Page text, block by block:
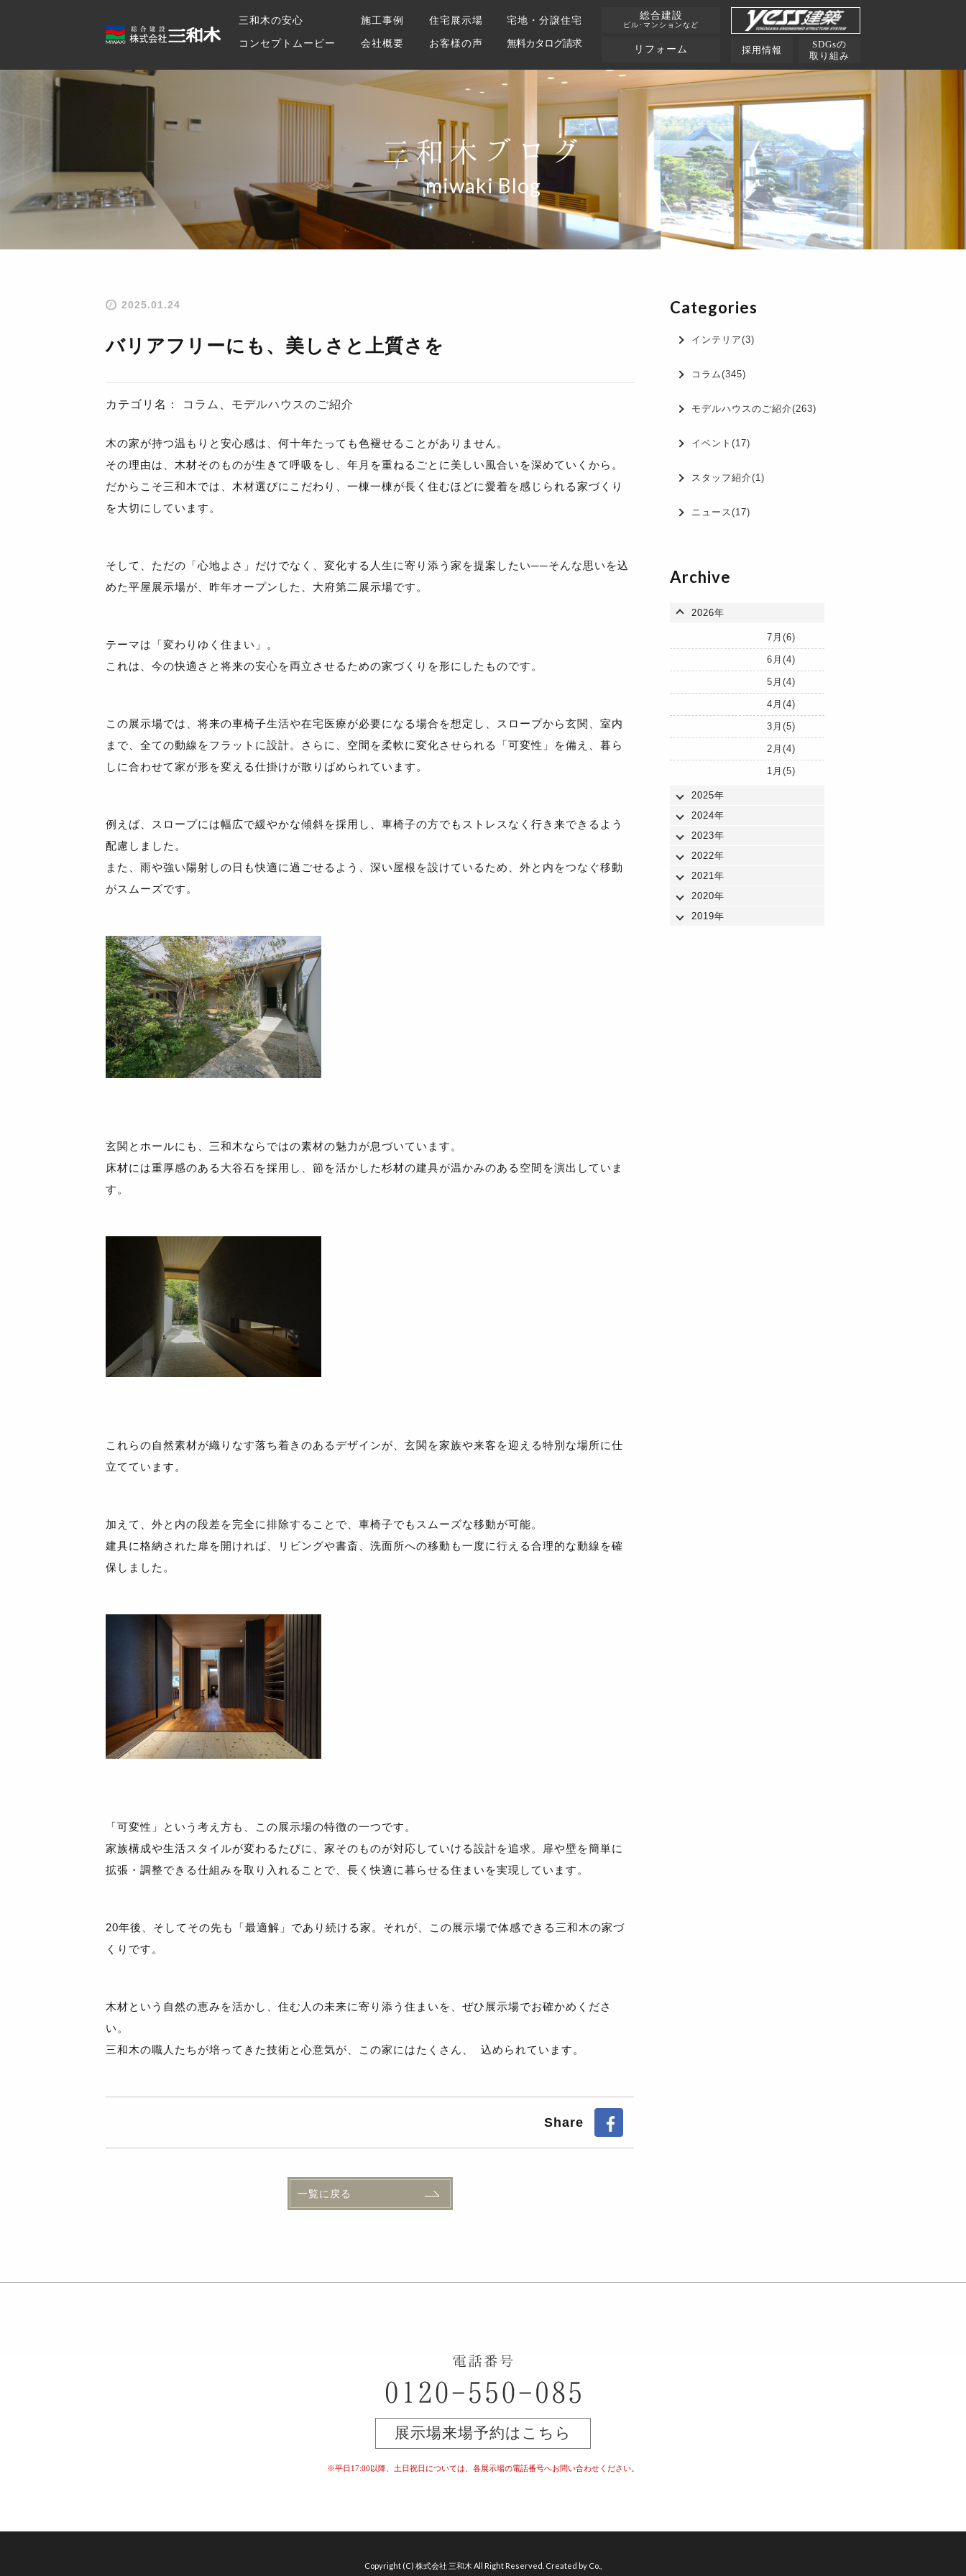
三和木の安心 施工事例 住宅展示場 宅地・分譲住宅
コンセプトムービー 会社概要 お客様の声 無料カタログ請求
総合建設
ビル･マンションなど
リフォーム 採用情報
SDGsの
取り組み
三和木ブログ
miwaki Blog
2025.01.24
バリアフリーにも、美しさと上質さを
カテゴリ名： コラム モデルハウスのご紹介
木の家が持つ温もりと安心感は、何十年たっても色褪せることがありません。
その理由は、木材そのものが生きて呼吸をし、年月を重ねるごとに美しい風合いを深めていくから。
だからこそ三和木では、木材選びにこだわり、一棟一棟が長く住むほどに愛着を感じられる家づくり
を大切にしています。
そして、ただの「心地よさ」だけでなく、変化する人生に寄り添う家を提案したい──そんな思いを込
めた平屋展示場が、昨年オープンした、大府第二展示場です。
テーマは「変わりゆく住まい」。
これは、今の快適さと将来の安心を両立させるための家づくりを形にしたものです。
この展示場では、将来の車椅子生活や在宅医療が必要になる場合を想定し、スロープから玄関、室内
まで、全ての動線をフラットに設計。さらに、空間を柔軟に変化させられる「可変性」を備え、暮ら
しに合わせて家が形を変える仕掛けが散りばめられています。
例えば、スロープには幅広で緩やかな傾斜を採用し、車椅子の方でもストレスなく行き来できるよう
配慮しました。
また、雨や強い陽射しの日も快適に過ごせるよう、深い屋根を設けているため、外と内をつなぐ移動
がスムーズです。
玄関とホールにも、三和木ならではの素材の魅力が息づいています。
床材には重厚感のある大谷石を採用し、節を活かした杉材の建具が温かみのある空間を演出していま
す。
これらの自然素材が織りなす落ち着きのあるデザインが、玄関を家族や来客を迎える特別な場所に仕
立てています。
加えて、外と内の段差を完全に排除することで、車椅子でもスムーズな移動が可能。
建具に格納された扉を開ければ、リビングや書斎、洗面所への移動も一度に行える合理的な動線を確
保しました。
「可変性」という考え方も、この展示場の特徴の一つです。
家族構成や生活スタイルが変わるたびに、家そのものが対応していける設計を追求。扉や壁を簡単に
拡張・調整できる仕組みを取り入れることで、長く快適に暮らせる住まいを実現しています。
20年後、そしてその先も「最適解」であり続ける家。それが、この展示場で体感できる三和木の家づ
くりです。
木材という自然の恵みを活かし、住む人の未来に寄り添う住まいを、ぜひ展示場でお確かめくださ
い。
三和木の職人たちが培ってきた技術と心意気が、この家にはたくさん、 込められています。
Share
一覧に戻る
Categories
インテリア(3)
コラム(345)
モデルハウスのご紹介(263)
イベント(17)
スタッフ紹介(1)
ニュース(17)
Archive
2026年
7月(6)
6月(4)
5月(4)
4月(4)
3月(5)
2月(4)
1月(5)
2025年
2024年
2023年
2022年
2021年
2020年
2019年
展示場来場予約はこちら
※平日17:00以降、土日祝日については、 各展示場の電話番号へお問い合わせください。
Copyright (C) 株式会社 三和木 All Right Reserved. Created by Co.,